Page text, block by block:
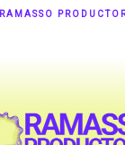
RAMASSO